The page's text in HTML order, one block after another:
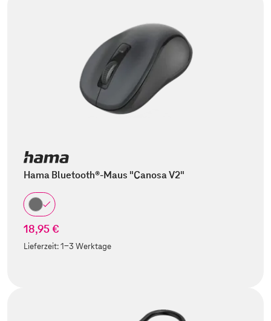
Hama Bluetooth®-Maus "Canosa V2"
18,95 €
Lieferzeit:1-3 Werktage